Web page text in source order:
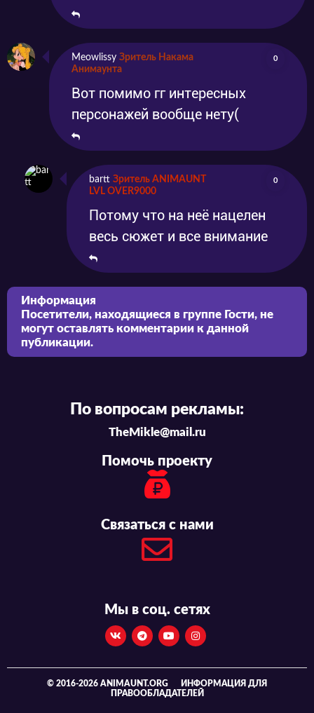
Meowlissy Зритель Накама
Анимаунта
0
Вот помимо гг интересных
персонажей вообще нету(
bartt Зритель ANIMAUNT
LVL OVER9000
0
Потому что на неё нацелен
весь сюжет и все внимание
Информация
Посетители, находящиеся в группе Гости, не
могут оставлять комментарии к данной
публикации.
По вопросам рекламы:
TheMikle@mail.ru
Помочь проекту
Связаться с нами
Мы в соц. сетях
© 2016-2026 ANIMAUNT.ORG
ИНФОРМАЦИЯ ДЛЯ
ПРАВООБЛАДАТЕЛЕЙ